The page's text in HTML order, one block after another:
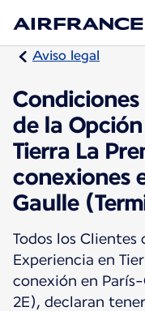
Aviso legal
de la
Tierra La
conexiones
Gaulle
Todos los Clientes
Experiencia en
conexión en
2E), declaran